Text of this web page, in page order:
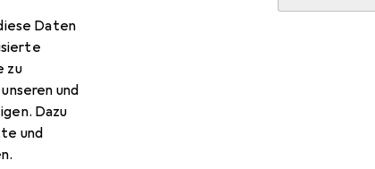
Daten
zu
und
Dazu
und
Bamboo Toothbrush
zum Produkt Cmiile Bamboo Toothbrush (Bundle) aus